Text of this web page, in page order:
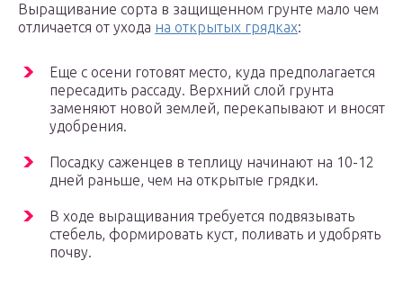
Выращивание сорта в защищенном грунте мало чем
отличается от ухода на открытых грядках:
Еще с осени готовят место, куда предполагается
пересадить рассаду. Верхний слой грунта
заменяют новой землей, перекапывают и вносят
удобрения.
Посадку саженцев в теплицу начинают на 10-12
дней раньше, чем на открытые грядки.
В ходе выращивания требуется подвязывать
стебель, формировать куст, поливать и удобрять
почву.